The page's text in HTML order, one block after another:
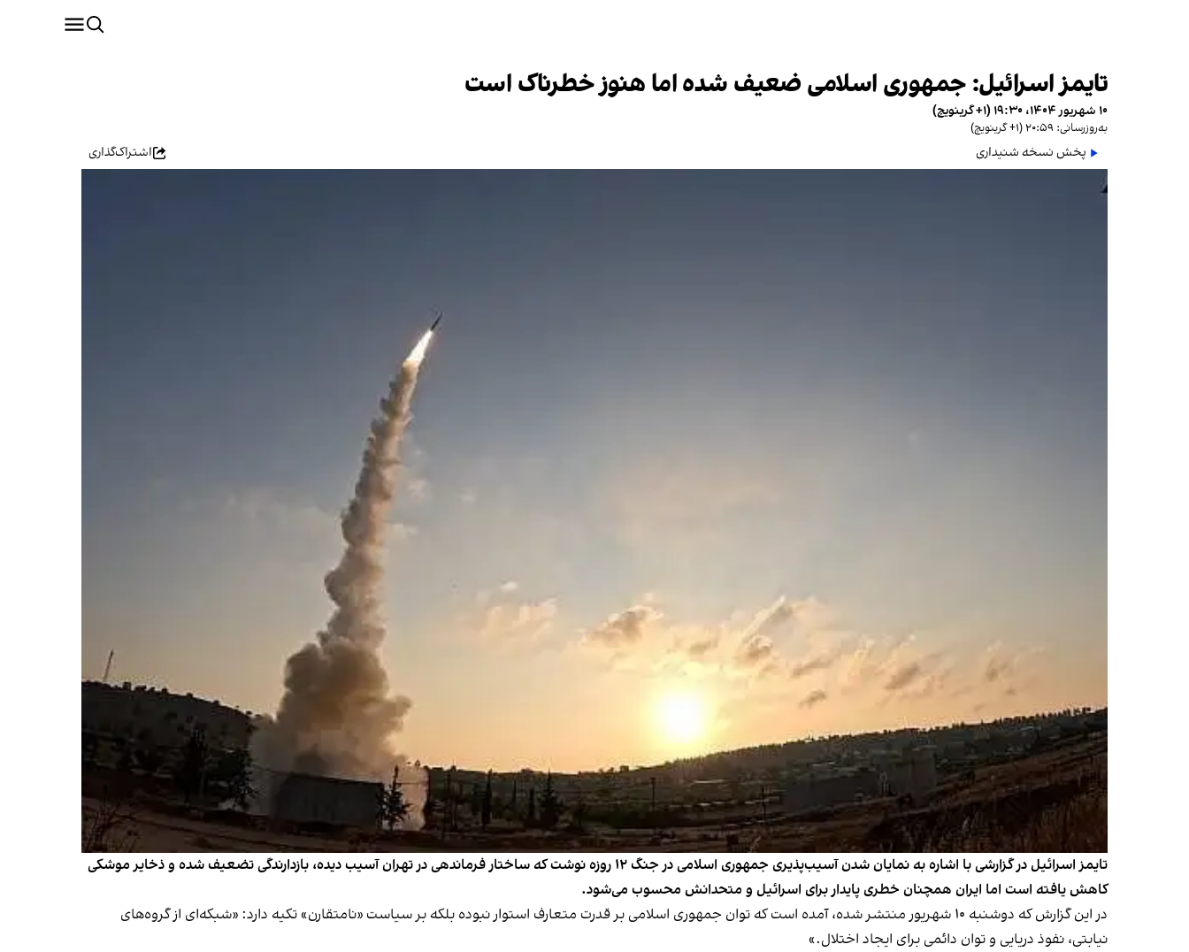
تایمز اسرائیل: جمهوری اسلامی ضعیف شده اما هنوز خطرناک است
۱۰ شهریور ۱۴۰۴، ۱۹:۳۰ (‎+۱ گرینویچ)
به‌روزرسانی: ۲۰:۵۹ (‎+۱ گرینویچ)
پخش نسخه شنیداری اشتراک‌گذاری
تایمز اسرائیل در گزارشی با اشاره به نمایان شدن آسیب‌پذیری جمهوری اسلامی در جنگ ۱۲ روزه نوشت که ساختار فرماندهی در تهران آسیب دیده، بازدارندگی تضعیف شده و ذخایر موشکی
کاهش یافته است اما ایران همچنان خطری پایدار برای اسرائیل و متحدانش محسوب می‌شود.
در این گزارش که دوشنبه ۱۰ شهریور منتشر شده، آمده است که توان جمهوری اسلامی بر قدرت متعارف استوار نبوده بلکه بر سیاست «نامتقارن» تکیه دارد: «شبکه‌ای از گروه‌های
نیابتی، نفوذ دریایی و توان دائمی برای ایجاد اختلال.»